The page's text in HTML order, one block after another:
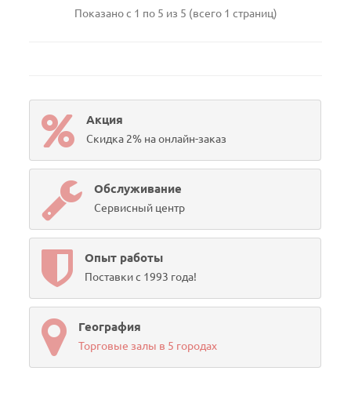
Показано с 1 по 5 из 5 (всего 1 страниц)
Акция
Скидка 2% на онлайн-заказ
Обслуживание
Сервисный центр
Опыт работы
Поставки с 1993 года!
География
Торговые залы в 5 городах